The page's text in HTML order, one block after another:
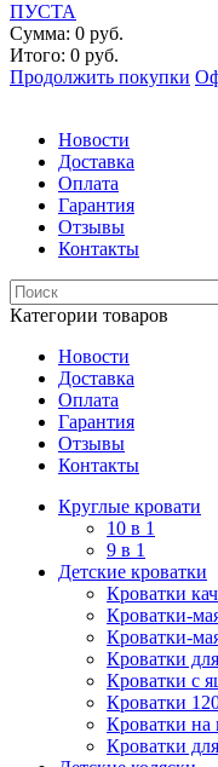
ПУСТА
Сумма: 0 руб.
Итого: 0 руб.
Продолжить покупки
Новости
Доставка
Оплата
Гарантия
Отзывы
Контакты
Категории товаров
Новости
Доставка
Оплата
Гарантия
Отзывы
Контакты
Круглые кровати
10 в 1
9 в 1
Детские кроватки
Кроватки
Кроватки-
Кроватки-
Кроватки
Кроватки с
Кроватки
Кроватки на
Кроватки